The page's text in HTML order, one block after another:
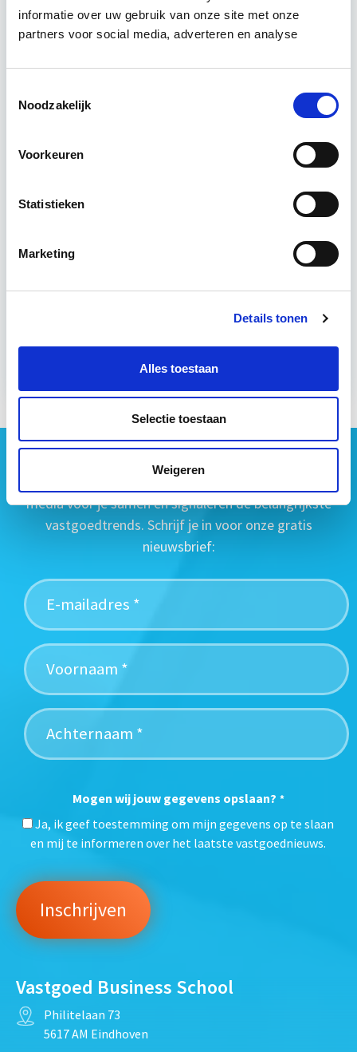
informatie over uw gebruik van onze site met onze
partners voor social media, adverteren en analyse
Noodzakelijk
Voorkeuren
Statistieken
Marketing
Details tonen
Alles toestaan
Selectie toestaan
Weigeren
De opleiding Vastgoedbeheer biedt jou een helder,
integraal denk- en werkmodel om op tactisch en
Eerstvolgende startdatum
Meer informatie
Geen vastgoednieuws missen?
Wij vatten het laatste vastgoednieuws uit diverse
media voor je samen en signaleren de belangrijkste
vastgoedtrends. Schrijf je in voor onze gratis
nieuwsbrief:
Mogen wij jouw gegevens opslaan? *
Ja, ik geef toestemming om mijn gegevens op te slaan
en mij te informeren over het laatste vastgoednieuws.
Vastgoed Business School
Philitelaan 73
5617 AM Eindhoven